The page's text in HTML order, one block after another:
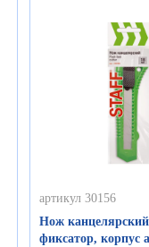
артикул 30156
Нож
фиксатор, корпус